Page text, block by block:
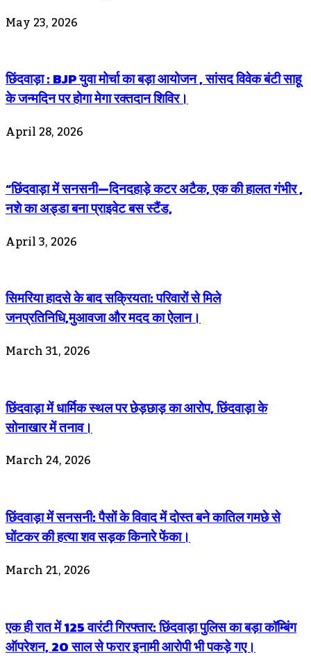
May 23, 2026
छिंदवाड़ा : BJP युवा मोर्चा का बड़ा आयोजन , सांसद विवेक बंटी साहू
के जन्मदिन पर होगा मेगा रक्तदान शिविर।
April 28, 2026
“छिंदवाड़ा में सनसनी—दिनदहाड़े कटर अटैक, एक की हालत गंभीर ,
नशे का अड्डा बना प्राइवेट बस स्टैंड,
April 3, 2026
सिमरिया हादसे के बाद सक्रियता: परिवारों से मिले
जनप्रतिनिधि,मुआवजा और मदद का ऐलान।
March 31, 2026
छिंदवाड़ा में धार्मिक स्थल पर छेड़छाड़ का आरोप, छिंदवाड़ा के
सोनाखार में तनाव।
March 24, 2026
छिंदवाड़ा में सनसनी: पैसों के विवाद में दोस्त बने कातिल गमछे से
घोंटकर की हत्या शव सड़क किनारे फेंका।
March 21, 2026
एक ही रात में 125 वारंटी गिरफ्तार: छिंदवाड़ा पुलिस का बड़ा कॉम्बिंग
ऑपरेशन, 20 साल से फरार इनामी आरोपी भी पकड़े गए।